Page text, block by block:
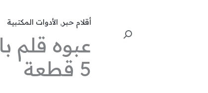
أقلام حبر, الأدوات المكتبية
عبوه قلم
5 قطعة
كمية
قلم
باركر
صينى